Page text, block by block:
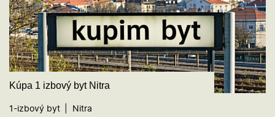
Kúpa 1 izbový byt Nitra
1-izbový byt Nitra